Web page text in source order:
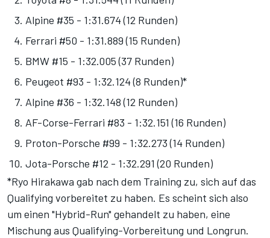
Alpine #35 - 1:31.674 (12 Runden)
Ferrari #50 - 1:31.889 (15 Runden)
BMW #15 - 1:32.005 (37 Runden)
Peugeot #93 - 1:32.124 (8 Runden)*
Alpine #36 - 1:32.148 (12 Runden)
AF-Corse-Ferrari #83 - 1:32.151 (16 Runden)
Proton-Porsche #99 - 1:32.273 (14 Runden)
Jota-Porsche #12 - 1:32.291 (20 Runden)
*Ryo Hirakawa gab nach dem Training zu, sich auf das
Qualifying vorbereitet zu haben. Es scheint sich also
um einen "Hybrid-Run" gehandelt zu haben, eine
Mischung aus Qualifying-Vorbereitung und Longrun.